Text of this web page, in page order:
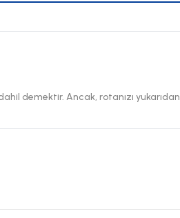
demektir. Ancak, rotanızı yukarıdan